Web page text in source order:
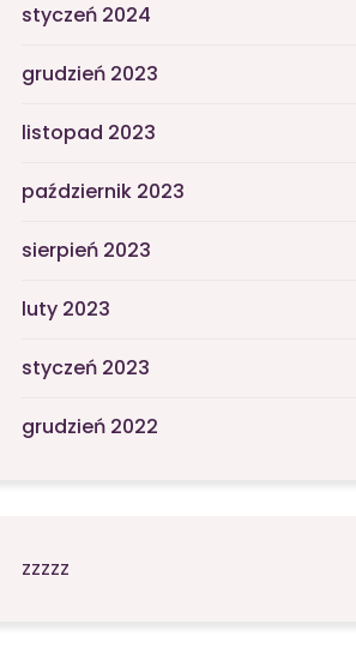
styczeń 2024
grudzień 2023
listopad 2023
październik 2023
sierpień 2023
luty 2023
styczeń 2023
grudzień 2022
zzzzz